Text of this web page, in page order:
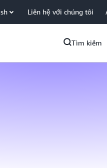
Liên hệ với chúng tôi
Tìm kiếm